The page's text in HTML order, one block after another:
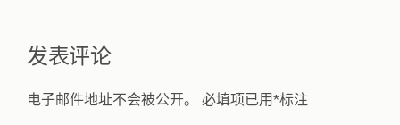
发表评论
电子邮件地址不会被公开。 必填项已用*标注